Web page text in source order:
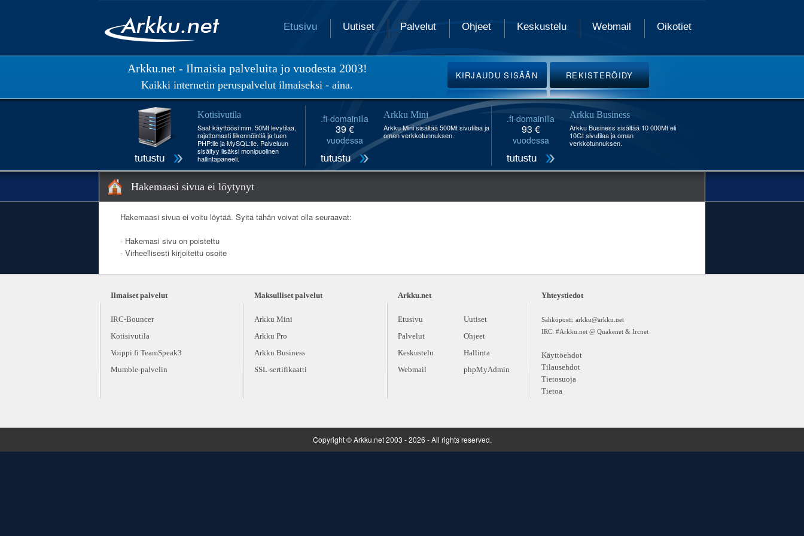
Etusivu Uutiset Palvelut Ohjeet Keskustelu Webmail Oikotiet
Arkku.net - Ilmaisia palveluita jo vuodesta 2003!
Kaikki internetin peruspalvelut ilmaiseksi - aina.
KIRJAUDUSISÄÄN REKISTERÖIDY
Kotisivutila
Saat käyttöösi mm. 50Mt levytilaa,
rajattomasti liikennöintiä ja tuen
PHP:lle ja MySQL:lle. Palveluun
sisältyy lisäksi monipuolinen
hallintapaneeli.
.fi-domainilla
39 €
vuodessa
Arkku Mini
Arkku Mini sisältää 500Mt sivutilaa ja
oman verkkotunnuksen.
.fi-domainilla
93 €
vuodessa
Arkku Business
Arkku Business sisältää 10 000Mt eli
10Gt sivutilaa ja oman
verkkotunnuksen.
Hakemaasi sivua ei löytynyt
Hakemaasi sivua ei voitu löytää. Syitä tähän voivat olla seuraavat:
- Hakemasi sivu on poistettu
- Virheellisesti kirjoitettu osoite
Ilmaiset palvelut
IRC-Bouncer
Kotisivutila
Voippi.fi TeamSpeak3
Mumble-palvelin
Maksulliset palvelut
Arkku Mini
Arkku Pro
Arkku Business
SSL-sertifikaatti
Arkku.net
Etusivu
Uutiset
Palvelut
Ohjeet
Keskustelu
Hallinta
Webmail
phpMyAdmin
Yhteystiedot
Sähköposti: arkku@arkku.net
IRC: #Arkku.net @ Quakenet & Ircnet
Käyttöehdot
Tilausehdot
Tietosuoja
Tietoa
Copyright © Arkku.net 2003 - 2026 - All rights reserved.